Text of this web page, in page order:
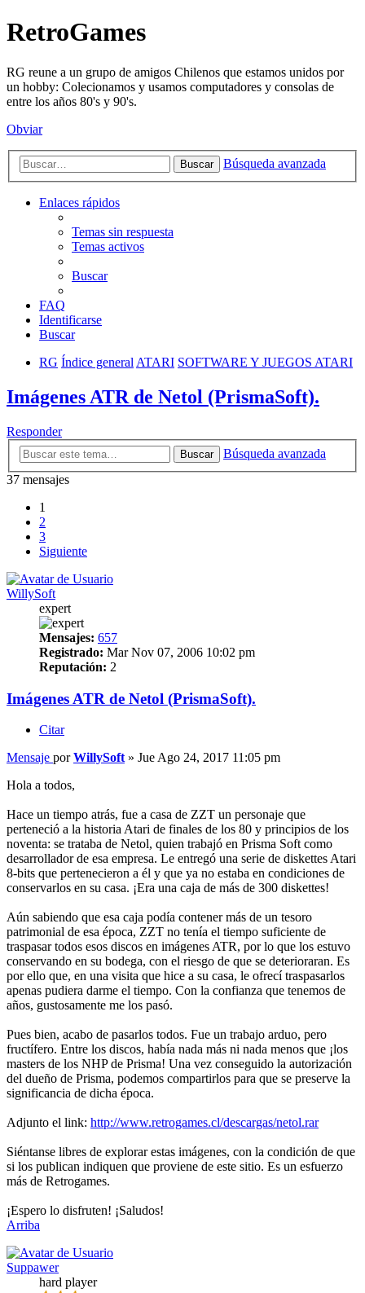
RetroGames
RG reune a un grupo de amigos Chilenos que estamos unidos por
un hobby: Colecionamos y usamos computadores y consolas de
entre los años 80's y 90's.
Obviar
Buscar Búsqueda avanzada
Enlaces rápidos
Temas sin respuesta
Temas activos
Buscar
FAQ
Identificarse
Buscar
RG Índice generalATARI SOFTWARE Y JUEGOS ATARI
Imágenes ATR de Netol (PrismaSoft).
Responder
Buscar
Búsqueda avanzada
37 mensajes
1
2
3
Siguiente
WillySoft
expert
Mensajes: 657
Registrado: Mar Nov 07, 2006 10:02 pm
Reputación: 2
Imágenes ATR de Netol (PrismaSoft).
Citar
Mensaje porWillySoft » Jue Ago 24, 2017 11:05 pm
Hola a todos,
Hace un tiempo atrás, fue a casa de ZZT un personaje que
perteneció a la historia Atari de finales de los 80 y principios de los
noventa: se trataba de Netol, quien trabajó en Prisma Soft como
desarrollador de esa empresa. Le entregó una serie de diskettes Atari
8-bits que pertenecieron a él y que ya no estaba en condiciones de
conservarlos en su casa. ¡Era una caja de más de 300 diskettes!
Aún sabiendo que esa caja podía contener más de un tesoro
patrimonial de esa época, ZZT no tenía el tiempo suficiente de
traspasar todos esos discos en imágenes ATR, por lo que los estuvo
conservando en su bodega, con el riesgo de que se deterioraran. Es
por ello que, en una visita que hice a su casa, le ofrecí traspasarlos
apenas pudiera darme el tiempo. Con la confianza que tenemos de
años, gustosamente me los pasó.
Pues bien, acabo de pasarlos todos. Fue un trabajo arduo, pero
fructífero. Entre los discos, había nada más ni nada menos que ¡los
masters de los NHP de Prisma! Una vez conseguido la autorización
del dueño de Prisma, podemos compartirlos para que se preserve la
significancia de dicha época.
Adjunto el link: http://www.retrogames.cl/descargas/netol.rar
Siéntanse libres de explorar estas imágenes, con la condición de que
si los publican indiquen que proviene de este sitio. Es un esfuerzo
más de Retrogames.
¡Espero lo disfruten! ¡Saludos!
Arriba
Suppawer
hard player